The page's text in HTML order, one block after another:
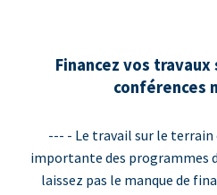
Financez vos
conférences
--- - Le travail sur le
importante des programmes
laissez pas le manque de